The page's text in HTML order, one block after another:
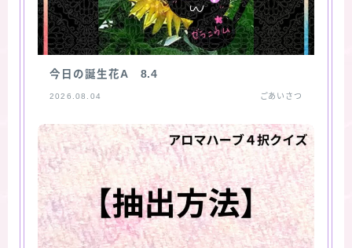
今日の誕生花A 8.4
2026.08.04 ごあいさつ